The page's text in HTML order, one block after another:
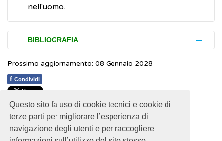
Questo sito fa uso di cookie tecnici e cookie di
terze parti per migliorare l’esperienza di
navigazione degli utenti e per raccogliere
nell'uomo.
BIBLIOGRAFIA
National Institutes of Health (NIH). National
Cancer Institute. Dictionary of Cancer Terms.
Ischemia
Humanitas Research Hospital.
cerebrale
Prossimo aggiornamento: 08 Gennaio 2028
f Condividi
1 1 1 1 1 Rating 2.63 (19 Votes)